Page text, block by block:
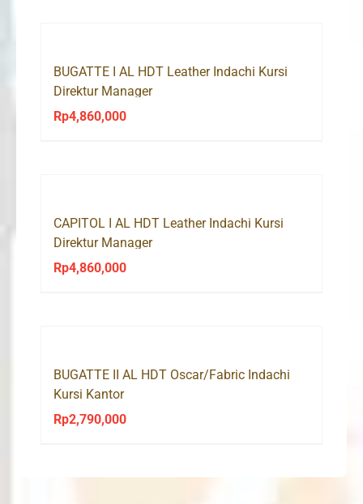
BUGATTE I AL HDT Leather Indachi Kursi
Direktur Manager
Rp4,860,000
CAPITOL I AL HDT Leather Indachi Kursi
Direktur Manager
Rp4,860,000
BUGATTE II AL HDT Oscar/Fabric Indachi
Kursi Kantor
Rp2,790,000